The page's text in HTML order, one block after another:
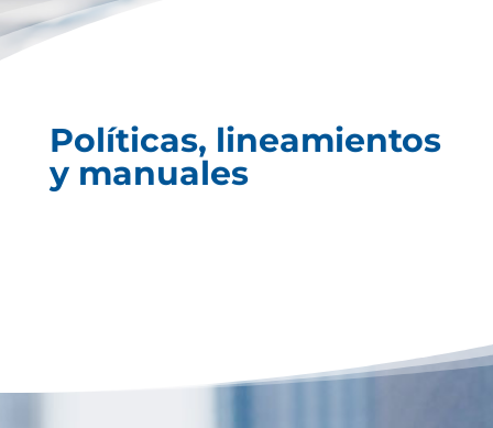
Políticas, lineamientos
y manuales